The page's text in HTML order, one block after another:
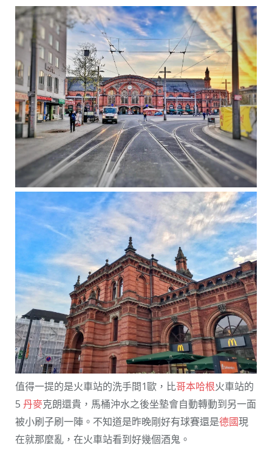
值得一提的是火車站的洗手間1歐，比哥本哈根火車站的
5 丹麥克朗還貴，馬桶沖水之後坐墊會自動轉動到另一面
被小刷子刷一陣。不知道是昨晚剛好有球賽還是德國現
在就那麼亂，在火車站看到好幾個酒鬼。